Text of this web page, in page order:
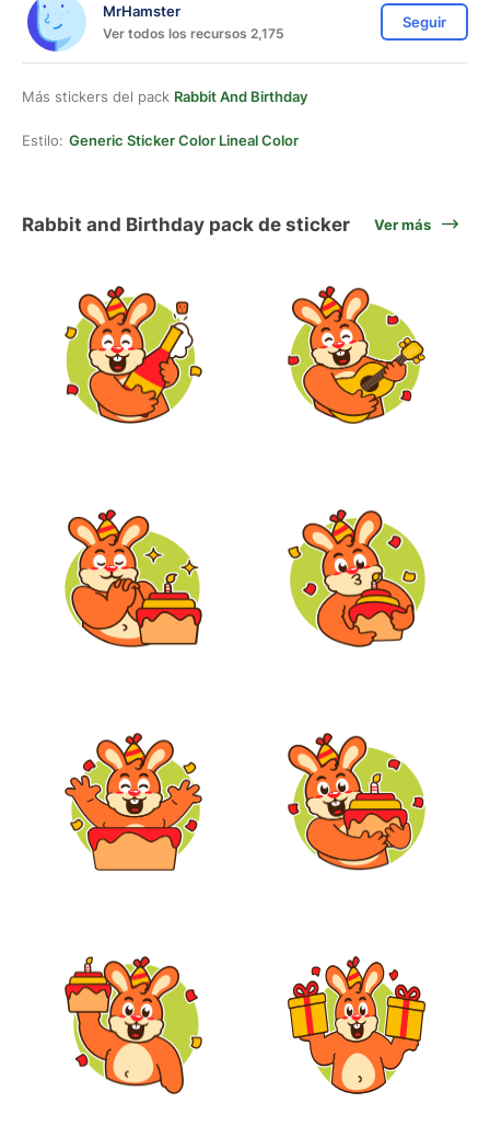
MrHamster
Ver todos los recursos 2,175
Seguir
Más stickers del pack Rabbit And Birthday
Estilo: Generic Sticker Color Lineal Color
Rabbit and Birthday pack de sticker Ver más